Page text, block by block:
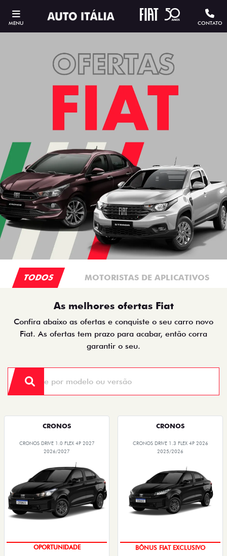
MENU CONTATO
TODOS MOTORISTAS DE APLICATIVOS
As melhores ofertas Fiat
Confira abaixo as ofertas e conquiste o seu carro novo
Fiat. As ofertas tem prazo para acabar, então corra
garantir o seu.
CRONOS
CRONOS DRIVE 1.0 FLEX 4P 2027
2026/2027
OPORTUNIDADE
CRONOS
CRONOS DRIVE 1.3 FLEX 4P 2026
2025/2026
SUPER DESCONTO